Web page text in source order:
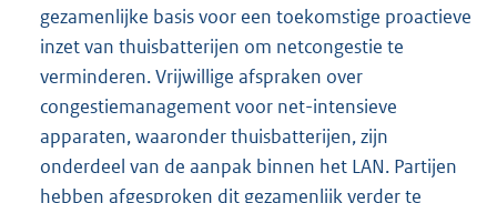
gezamenlijke basis voor een toekomstige proactieve
inzet van thuisbatterijen om netcongestie te
verminderen. Vrijwillige afspraken over
congestiemanagement voor net-intensieve
apparaten, waaronder thuisbatterijen, zijn
onderdeel van de aanpak binnen het LAN. Partijen
hebben afgesproken dit gezamenlijk verder te